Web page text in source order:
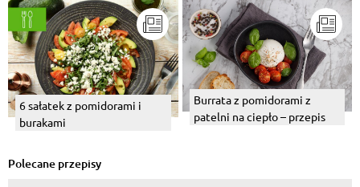
6 sałatek z pomidorami i
burakami
Burrata z pomidorami z
patelni na ciepło – przepis
Polecane przepisy